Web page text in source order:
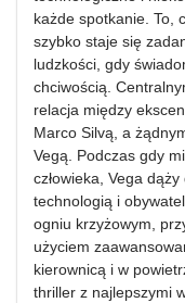
każde spotkanie. To,
szybko staje się
ludzkości, gdy
chciwością.
relacja między
Marco Silvą, a
Vegą. Podczas gdy
człowieka, Vega
technologią i
ogniu krzyżowym,
użyciem
kierownicą i w
thriller z najlepszymi